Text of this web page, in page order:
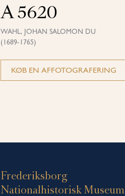
A 5620
WAHL, JOHAN SALOMON DU
(1689-1765)
KØB EN AFFOTOGRAFERING
Frederiksborg
Nationalhistorisk Museum